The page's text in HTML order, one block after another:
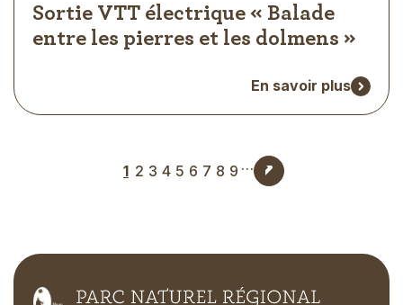
Sortie VTT électrique « Balade
entre les pierres et les dolmens »
En savoir plus
Pagination
1 2 3 4 5 6 7 8
Page
9 …